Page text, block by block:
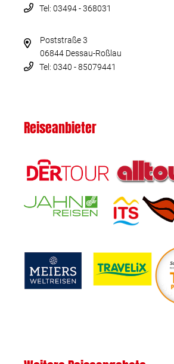
Tel: 03494 - 368031
Poststraße 3
06844 Dessau-Roßlau
Tel: 0340 - 85079441
Reiseanbieter